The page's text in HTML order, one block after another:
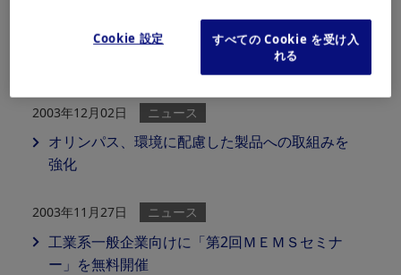
オリンパスのデジタル一眼レフカメラ「E-1」
が、デジタル一眼レフカメラとして初のエコリ
2003年12月02日 ニュース
オリンパス、環境に配慮した製品への取組みを
強化
2003年11月27日 ニュース
工業系一般企業向けに「第2回ＭＥＭＳセミナ
ー」を無料開催
Cookie 設定
すべての Cookie を受け入
れる